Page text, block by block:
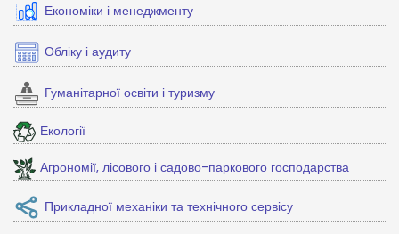
Економіки і менеджменту
Обліку і аудиту
Гуманітарної освіти і туризму
Екології
Агрономії, лісового і садово-паркового господарства
Прикладної механіки та технічного сервісу